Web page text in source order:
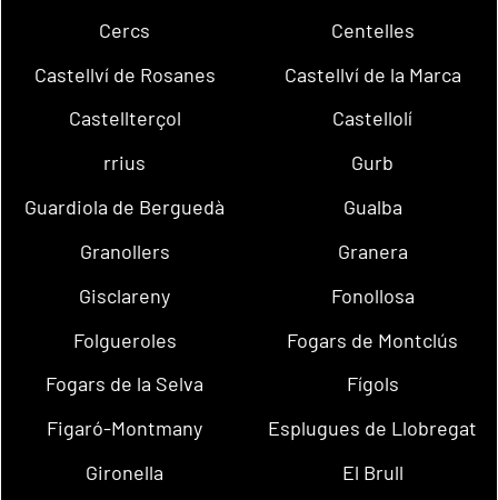
Cercs
Centelles
Castellví de Rosanes
Castellví de la Marca
Castellterçol
Castellolí
rrius
Gurb
Guardiola de Berguedà
Gualba
Granollers
Granera
Gisclareny
Fonollosa
Folgueroles
Fogars de Montclús
Fogars de la Selva
Fígols
Figaró-Montmany
Esplugues de Llobregat
Gironella
El Brull